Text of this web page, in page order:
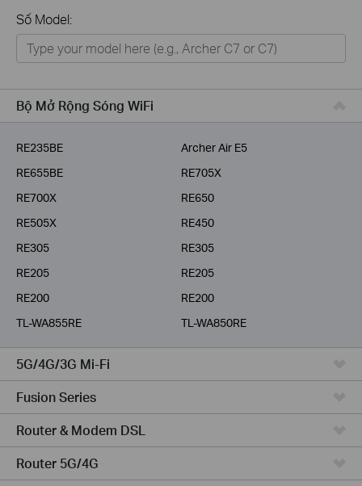
Tất Cả
Thiết Bị Mạng
Nhà Thông Minh
Giải Pháp Doanh Nghiệp
Dịch Vụ Viễn Thông
Số Model:
Bộ Mở Rộng Sóng WiFi
RE235BE
Archer Air E5
RE655BE
RE705X
RE700X
RE650
RE505X
RE450
RE305
RE305
RE205
RE205
RE200
RE200
TL-WA855RE
TL-WA850RE
5G/4G/3G Mi-Fi
Fusion Series
Router & Modem DSL
Router 5G/4G